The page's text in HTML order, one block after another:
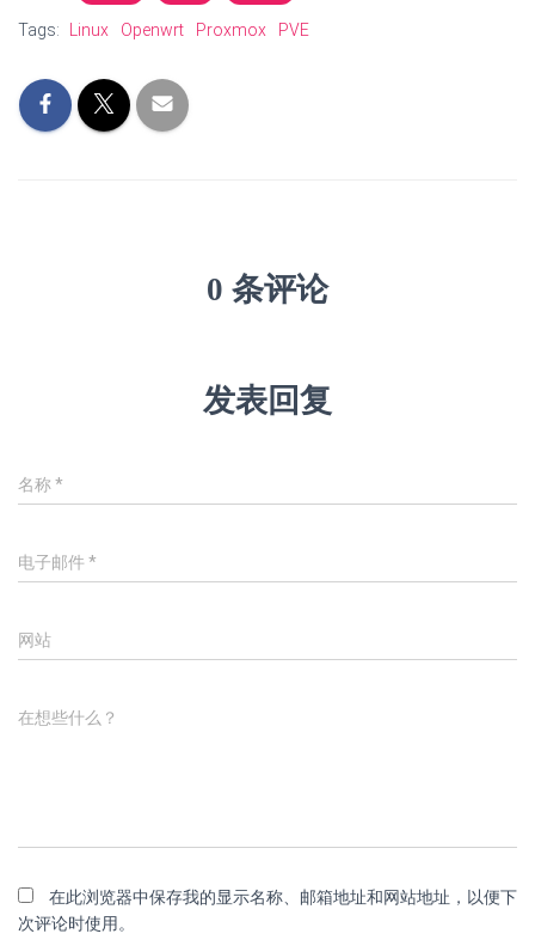
Tags: Linux Openwrt Proxmox PVE
0 条评论
发表回复
名称*
电子邮件 *
网站
在想些什么？
在此浏览器中保存我的显示名称、邮箱地址和网站地址，以便下
次评论时使用。